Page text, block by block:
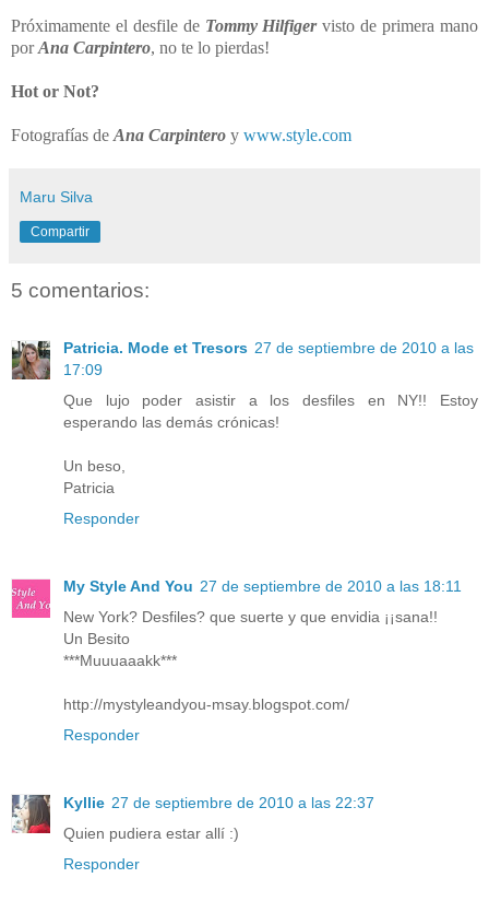
Próximamente el desfile de Tommy Hilfigervisto de primera mano
porAna Carpintero, no te lo pierdas!
Hot or Not?
Fotografías de Ana Carpintero y www.style.com
Maru Silva
Compartir
5 comentarios:
Patricia. Mode et Tresors 27 de septiembre de 2010 a las
17:09
Que lujo poder asistir a los desfiles en NY!! Estoy
esperando las demás crónicas!
Un beso,
Patricia
Responder
My Style And You 27 de septiembre de 2010 a las 18:11
New York? Desfiles? que suerte y que envidia ¡¡sana!!
Un Besito
***Muuuaaakk***
http://mystyleandyou-msay.blogspot.com/
Responder
Kyllie 27 de septiembre de 2010 a las 22:37
Quien pudiera estar allí :)
Responder